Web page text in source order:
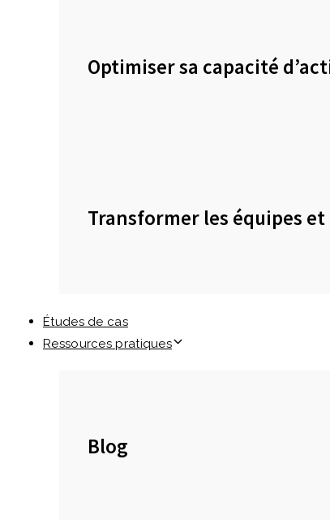
Optimiser sa capacité
Transformer les équipes
Études de cas
Ressources pratiques
Blog